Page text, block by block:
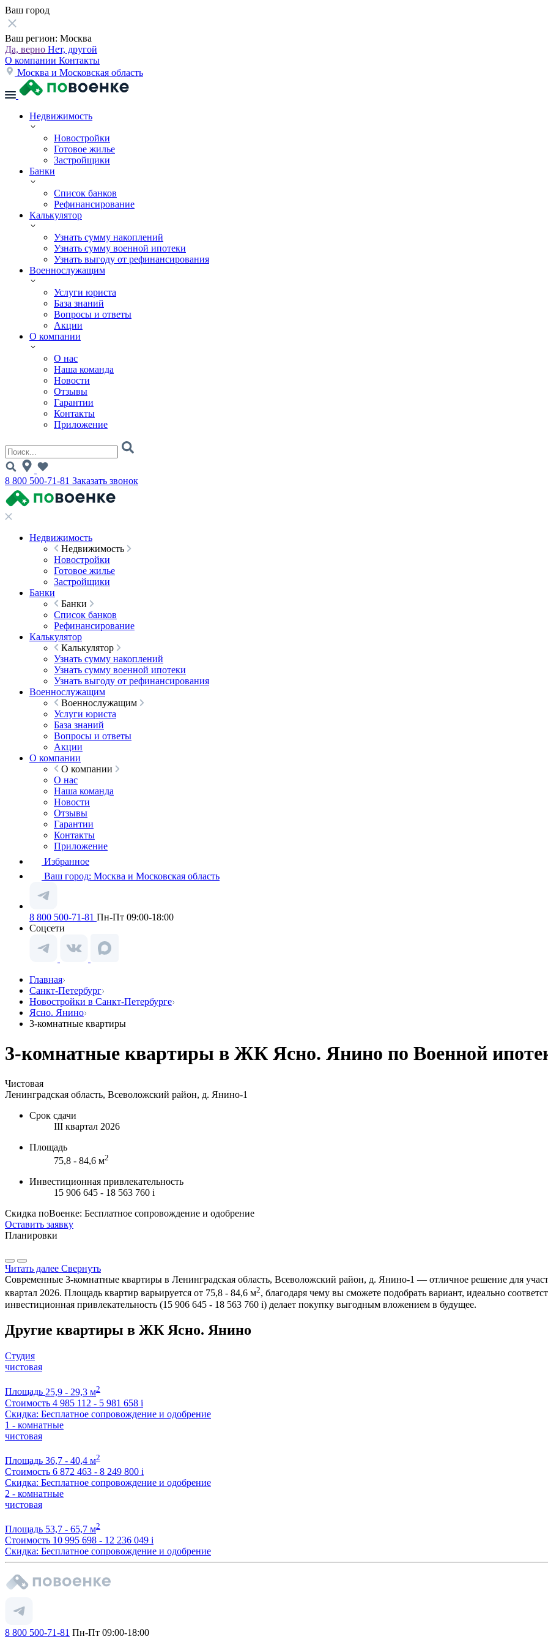
Ваш город
Ваш регион: Москва
Да, верно Нет, другой
О компании Контакты
Москва и Московская область
Недвижимость
Новостройки
Готовое жилье
Застройщики
Банки
Список банков
Рефинансирование
Калькулятор
Узнать сумму накоплений
Узнать сумму военной ипотеки
Узнать выгоду от рефинансирования
Военнослужащим
Услуги юриста
База знаний
Вопросы и ответы
Акции
О компании
О нас
Наша команда
Новости
Отзывы
Гарантии
Контакты
Приложение
8 800 500-71-81 Заказать звонок
Недвижимость
Недвижимость
Новостройки
Готовое жилье
Застройщики
Банки
Банки
Список банков
Рефинансирование
Калькулятор
Калькулятор
Узнать сумму накоплений
Узнать сумму военной ипотеки
Узнать выгоду от рефинансирования
Военнослужащим
Военнослужащим
Услуги юриста
База знаний
Вопросы и ответы
Акции
О компании
О компании
О нас
Наша команда
Новости
Отзывы
Гарантии
Контакты
Приложение
Избранное
Ваш город: Москва и Московская область
8 800 500-71-81 Пн-Пт 09:00-18:00
Соцсети
Главная
Санкт-Петербург
Новостройки в Санкт-Петербурге
Ясно. Янино
3-комнатные квартиры
3-комнатные квартиры в ЖК Ясно. Янино по Военной
Чистовая
Ленинградская область, Всеволожский район, д. Янино-1
Срок сдачи
III квартал 2026
Площадь
75,8 - 84,6 м2
Инвестиционная привлекательность
15 906 645 - 18 563 760 i
Скидка поВоенке: Бесплатное сопровождение и одобрение
Оставить заявку
Планировки
Читать далее Свернуть
Современные 3-комнатные квартиры в Ленинградская область, Всеволожский район, д. Янино-1 — отличное решение для
квартал 2026. Площадь квартир варьируется от 75,8 - 84,6 м2, благодаря чему вы сможете подобрать вариант, идеально
инвестиционная привлекательность (15 906 645 - 18 563 760 i) делает покупку выгодным вложением в будущее.
Другие квартиры в ЖК Ясно. Янино
Студия
чистовая
Площадь 25,9 - 29,3 м2
Стоимость 4 985 112 - 5 981 658 i
Скидка: Бесплатное сопровождение и одобрение
1 - комнатные
чистовая
Площадь 36,7 - 40,4 м2
Стоимость 6 872 463 - 8 249 800 i
Скидка: Бесплатное сопровождение и одобрение
2 - комнатные
чистовая
Площадь 53,7 - 65,7 м2
Стоимость 10 995 698 - 12 236 049 i
Скидка: Бесплатное сопровождение и одобрение
8 800 500-71-81 Пн-Пт 09:00-18:00